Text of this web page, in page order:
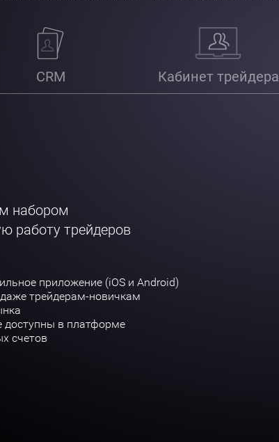
CRM Кабинет трейдера
набором
работу трейдеров
приложение (iOS и Android)
трейдерам-новичкам
доступны в платформе
счетов